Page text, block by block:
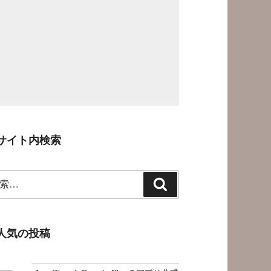
イト内検索
索
気の投稿